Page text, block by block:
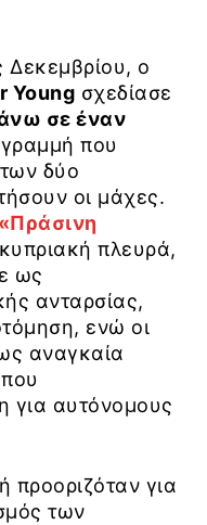
Δεκεμβρίου, ο
Young σχεδίασε
σε έναν
που
των δύο
οι μάχες.
«Πράσινη
πλευρά,
ως
ανταρσίας,
ενώ οι
αναγκαία
για αυτόνομους
για
των